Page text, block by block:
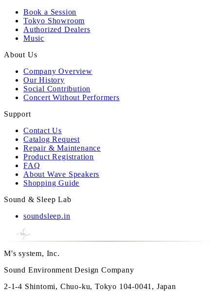
Book a Session
Tokyo Showroom
Authorized Dealers
Music
About Us
Company Overview
Our History
Social Contribution
Concert Without Performers
Support
Contact Us
Catalog Request
Repair & Maintenance
Product Registration
FAQ
About Wave Speakers
Shopping Guide
Sound & Sleep Lab
soundsleep.in
M's system, Inc.
Sound Environment Design Company
2-1-4 Shintomi, Chuo-ku, Tokyo 104-0041, Japan